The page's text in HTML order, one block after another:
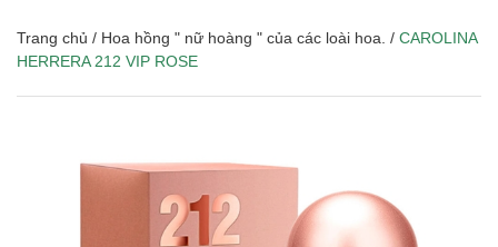
Trang chủ / Hoa hồng " nữ hoàng " của các loài hoa. / CAROLINA
HERRERA 212 VIP ROSE